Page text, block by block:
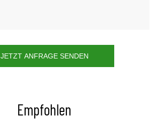
JETZT ANFRAGE SENDEN
Empfohlen